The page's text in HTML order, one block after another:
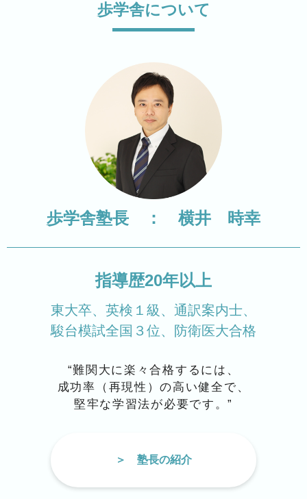
歩学舎について
歩学舎塾長 ： 横井 時幸
指導歴20年以上
東大卒、 英検１級、 通訳案内士、
駿台模試全国３位、 防衛医大合格
“難関大に楽々合格するには、
成功率（再現性）の高い健全で、
堅牢な学習法が必要です。”
塾長の紹介